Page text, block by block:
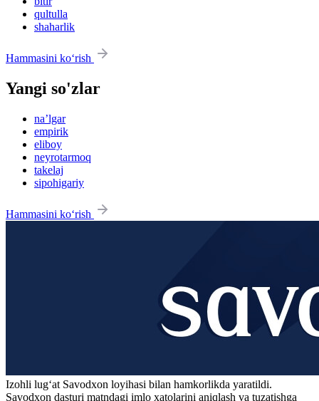
qultulla
shaharlik
Hammasini ko‘rish
Yangi so'zlar
na’lgar
empirik
eliboy
neyrotarmoq
takelaj
sipohigariy
Hammasini ko‘rish
Izohli lugʻat Savodxon loyihasi bilan hamkorlikda yaratildi.
Savodxon dasturi matndagi imlo xatolarini aniqlash va tuzatishga